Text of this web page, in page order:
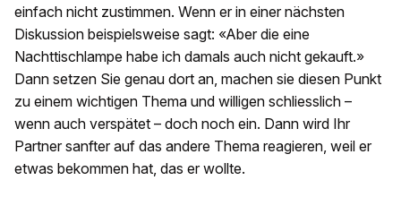
einfach nicht zustimmen. Wenn er in einer nächsten
Diskussion beispielsweise sagt: «Aber die eine
Nachttischlampe habe ich damals auch nicht gekauft.»
Dann setzen Sie genau dort an, machen sie diesen Punkt
zu einem wichtigen Thema und willigen schliesslich –
wenn auch verspätet – doch noch ein. Dann wird Ihr
Partner sanfter auf das andere Thema reagieren, weil er
etwas bekommen hat, das er wollte.